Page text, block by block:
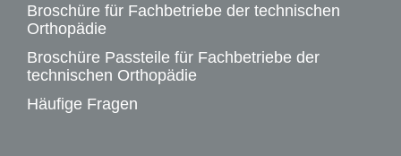
Broschüre für Fachbetriebe der technischen
Orthopädie
Broschüre Passteile für Fachbetriebe der
technischen Orthopädie
Häufige Fragen